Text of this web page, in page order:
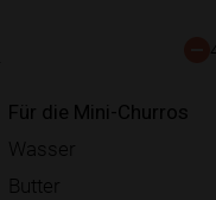
Für die Mini-Churros
Wasser
Butter